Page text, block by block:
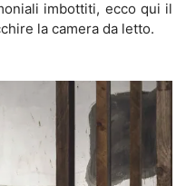
imbottiti, ecco qui il
la camera da letto.